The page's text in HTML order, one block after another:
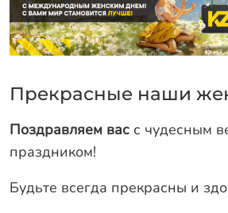
Партнёрам
Контакты
Доставка
Отзывы
Прекрасные наши
Поздравляем вас с чудесным
праздником!
Будьте всегда прекрасны и